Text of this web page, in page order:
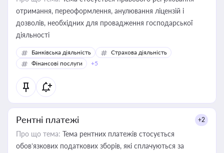
отримання, переоформлення, анулювання ліцензій і
дозволів, необхідних для провадження господарської
діяльності
Банківська діяльність
Страхова діяльність
Фінансові послуги
+5
Рентні платежі +2
Про що тема: Тема рентних платежів стосується
обов’язкових податкових зборів, які сплачуються за